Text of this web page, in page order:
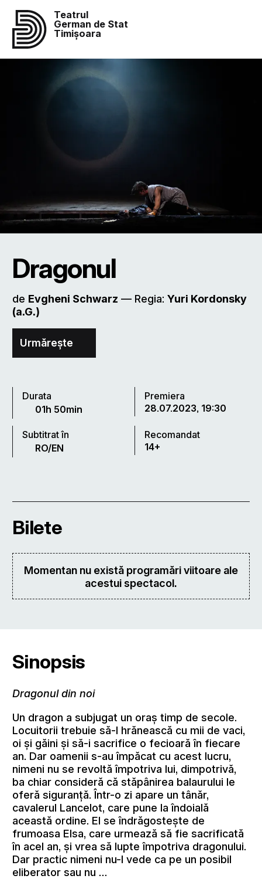
Teatrul
German de Stat
Timișoara
Dragonul
de Evgheni Schwarz –– Regia:Yuri Kordonsky
(a.G.)
Urmărește
Durata
01h 50min
Premiera
28.07.2023, 19:30
Subtitrat în
RO/EN
Recomandat
14+
Bilete
Momentan nu există programări viitoare ale
acestui spectacol.
Sinopsis
Dragonul din noi
Un dragon a subjugat un oraș timp de secole.
Locuitorii trebuie să-l hrănească cu mii de vaci,
oi și găini și să-i sacrifice o fecioară în fiecare
an. Dar oamenii s-au împăcat cu acest lucru,
nimeni nu se revoltă împotriva lui, dimpotrivă,
ba chiar consideră că stăpânirea balaurului le
oferă siguranță. Într-o zi apare un tânăr,
cavalerul Lancelot, care pune la îndoială
această ordine. El se îndrăgostește de
frumoasa Elsa, care urmează să fie sacrificată
în acel an, și vrea să lupte împotriva dragonului.
Dar practic nimeni nu-l vede ca pe un posibil
eliberator sau nu …